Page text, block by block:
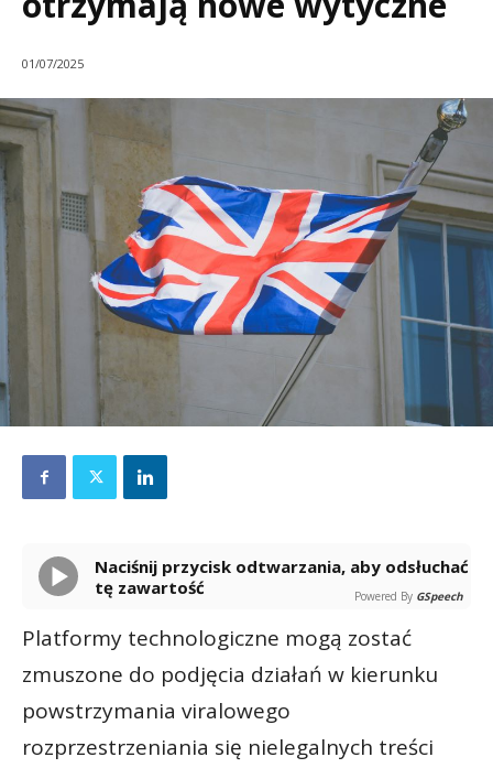
01/07/2025
Naciśnij przycisk odtwarzania, aby odsłuchać
tę zawartość
Powered By GSpeech
Platformy technologiczne mogą zostać
zmuszone do podjęcia działań w kierunku
powstrzymania viralowego
rozprzestrzeniania się nielegalnych treści